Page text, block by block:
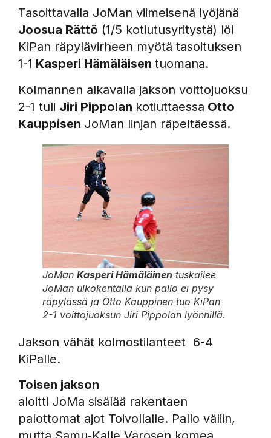
Tasoittavalla JoMan viimeisenä lyöjänä
Joosua Rättö (1/5 kotiutusyritystä) löi
KiPan räpylävirheen myötä tasoituksen
1-1 Kasperi Hämäläisen tuomana.
Kolmannen alkavalla jakson voittojuoksu
2-1 tuli Jiri Pippolan kotiuttaessa Otto
Kauppisen JoMan linjan räpeltäessä.
JoMan Kasperi Hämäläinen tuskailee
JoMan ulkokentällä kun pallo ei pysy
räpylässä ja Otto Kauppinen tuo KiPan
2-1 voittojuoksun Jiri Pippolan lyönnillä.
Jakson vähät kolmostilanteet 6-4
KiPalle.
Toisen jakson
aloitti JoMa sisälää rakentaen
palottomat ajot Toivollalle. Pallo väliin,